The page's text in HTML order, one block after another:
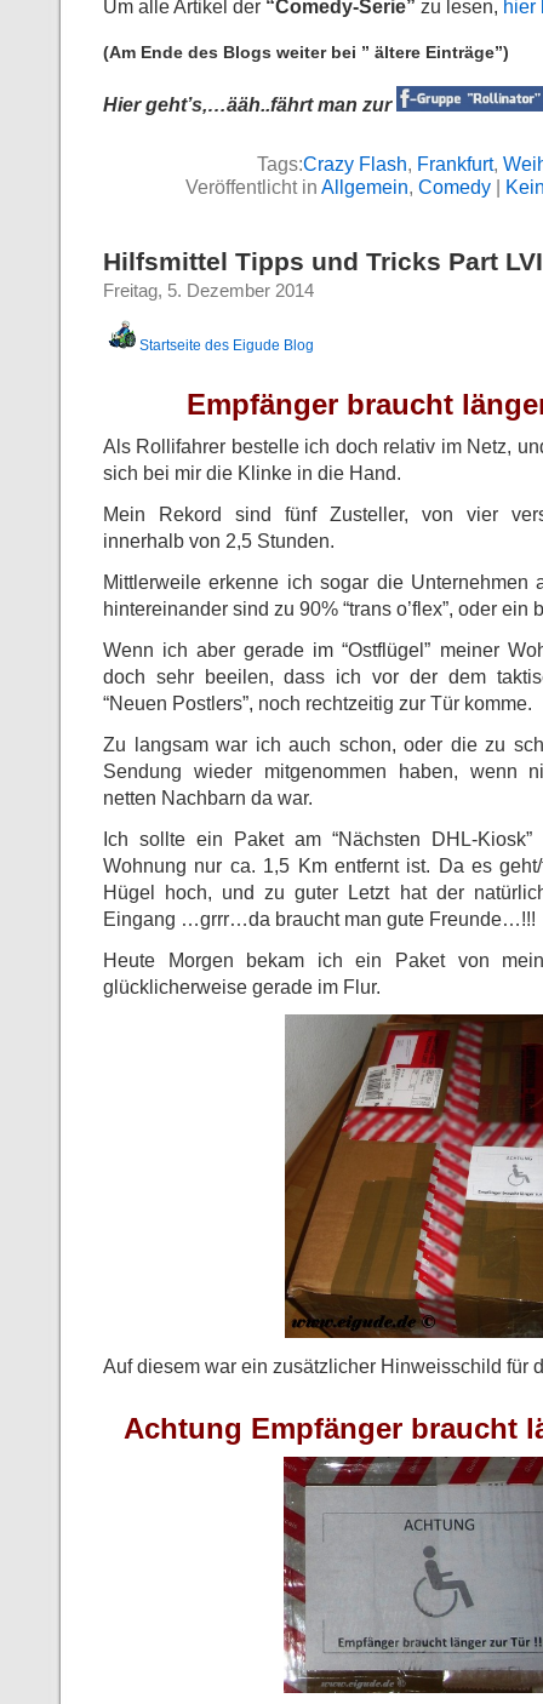
Um alle Artikel der “Comedy-Serie” zu lesen, hier
(Am Ende des Blogs weiter bei ” ältere Einträge”)
Hier geht’s,…ääh..fährt man zur
Tags:Crazy Flash, Frankfurt,
Veröffentlicht in Allgemein, Comedy |
Hilfsmittel Tipps und Tricks Part
Freitag, 5. Dezember 2014
Startseite des Eigude Blog
Empfänger braucht
Als Rollifahrer bestelle ich doch relativ im Netz,
sich bei mir die Klinke in die Hand.
Mein Rekord sind fünf Zusteller, von vier
innerhalb von 2,5 Stunden.
Mittlerweile erkenne ich sogar die Unternehmen
hintereinander sind zu 90% “trans o’flex”, oder
Wenn ich aber gerade im “Ostflügel” meiner
doch sehr beeilen, dass ich vor der dem
“Neuen Postlers”, noch rechtzeitig zur Tür komme.
Zu langsam war ich auch schon, oder die zu
Sendung wieder mitgenommen haben, wenn
netten Nachbarn da war.
Ich sollte ein Paket am “Nächsten DHL-
Wohnung nur ca. 1,5 Km entfernt ist. Da es
Hügel hoch, und zu guter Letzt hat der
Eingang …grrr…da braucht man gute Freunde…!!!
Heute Morgen bekam ich ein Paket von
glücklicherweise gerade im Flur.
Auf diesem war ein zusätzlicher Hinweisschild für
Achtung Empfänger braucht